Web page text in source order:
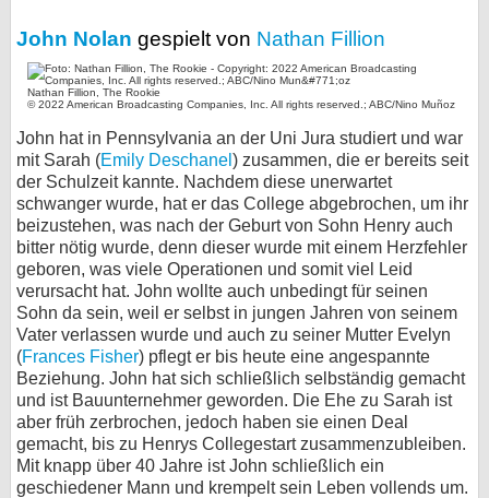
John Nolan gespielt von Nathan Fillion
Nathan Fillion, The Rookie
© 2022 American Broadcasting Companies, Inc. All rights reserved.; ABC/Nino Muñoz
John hat in Pennsylvania an der Uni Jura studiert und war
mit Sarah (Emily Deschanel ) zusammen, die er bereits seit
der Schulzeit kannte. Nachdem diese unerwartet
schwanger wurde, hat er das College abgebrochen, um ihr
beizustehen, was nach der Geburt von Sohn Henry auch
bitter nötig wurde, denn dieser wurde mit einem Herzfehler
geboren, was viele Operationen und somit viel Leid
verursacht hat. John wollte auch unbedingt für seinen
Sohn da sein, weil er selbst in jungen Jahren von seinem
Vater verlassen wurde und auch zu seiner Mutter Evelyn
(Frances Fisher) pflegt er bis heute eine angespannte
Beziehung. John hat sich schließlich selbständig gemacht
und ist Bauunternehmer geworden. Die Ehe zu Sarah ist
aber früh zerbrochen, jedoch haben sie einen Deal
gemacht, bis zu Henrys Collegestart zusammenzubleiben.
Mit knapp über 40 Jahre ist John schließlich ein
geschiedener Mann und krempelt sein Leben vollends um.
bei Facebook
Kontakt
Nutzungsbedingungen
Datenschutz
Cookie-Einstellungen
Impressum
Desktop-Ansicht
myFanbase